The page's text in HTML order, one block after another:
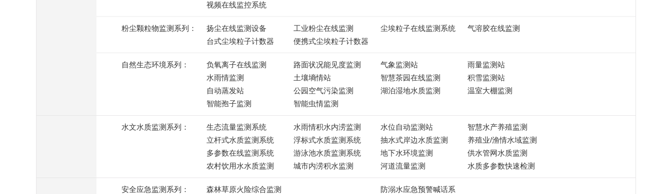
视频在线监控系统
粉尘颗粒物监测系列： 扬尘在线监测设备 工业粉尘在线监测 尘埃粒子在线监测系统
气溶胶在线监测
台式尘埃粒子计数器
便携式尘埃粒子计数器
自然生态环境系列： 负氧离子在线监测 路面状况能见度监测 气象监测站
雨量监测站
水雨情监测
土壤墒情站 智慧茶园在线监测
积雪监测站
自动蒸发站
公园空气污染监测 湖泊湿地水质监测
温室大棚监测
智能孢子监测
智能虫情监测
水文水质监测系列： 生态流量监测系统 水雨情积水内涝监测 水位自动监测站
智慧水产养殖监测
立杆式水质监测系统
浮标式水质监测系统 抽水式岸边水质监测
养殖业/渔情水域监测
多参数在线监测系统
游泳池水质监测系统 地下水环境监测
供水管网水质监测
农村饮用水水质监测
城市内涝积水监测 河道流量监测 水质多参数快速检测
安全应急监测系列：
森林草原火险综合监测
防溺水应急预警喊话系